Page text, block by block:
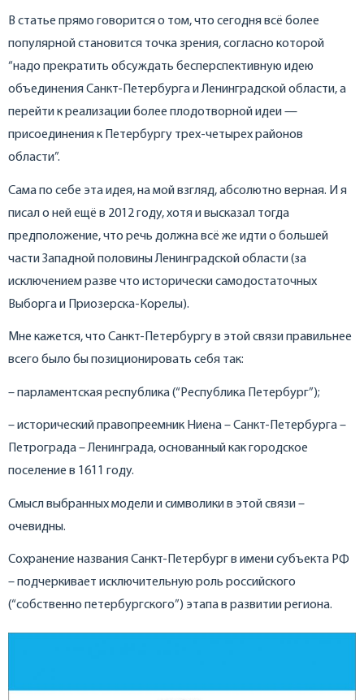
В статье прямо говорится о том, что сегодня всё более
популярной становится точка зрения, согласно которой
“надо прекратить обсуждать бесперспективную идею
объединения Санкт-Петербурга и Ленинградской области, а
перейти к реализации более плодотворной идеи —
присоединения к Петербургу трех-четырех районов
области”.
Сама по себе эта идея, на мой взгляд, абсолютно верная. И я
писал о ней ещё в 2012 году, хотя и высказал тогда
предположение, что речь должна всё же идти о большей
части Западной половины Ленинградской области (за
исключением разве что исторически самодостаточных
Выборга и Приозерска-Корелы).
Мне кажется, что Санкт-Петербургу в этой связи правильнее
всего было бы позиционировать себя так:
– парламентская республика (“Республика Петербург”);
– исторический правопреемник Ниена – Санкт-Петербурга –
Петрограда – Ленинграда, основанный как городское
поселение в 1611 году.
Смысл выбранных модели и символики в этой связи –
очевидны.
Сохранение названия Санкт-Петербург в имени субъекта РФ
– подчеркивает исключительную роль российского
(“собственно петербургского”) этапа в развитии региона.